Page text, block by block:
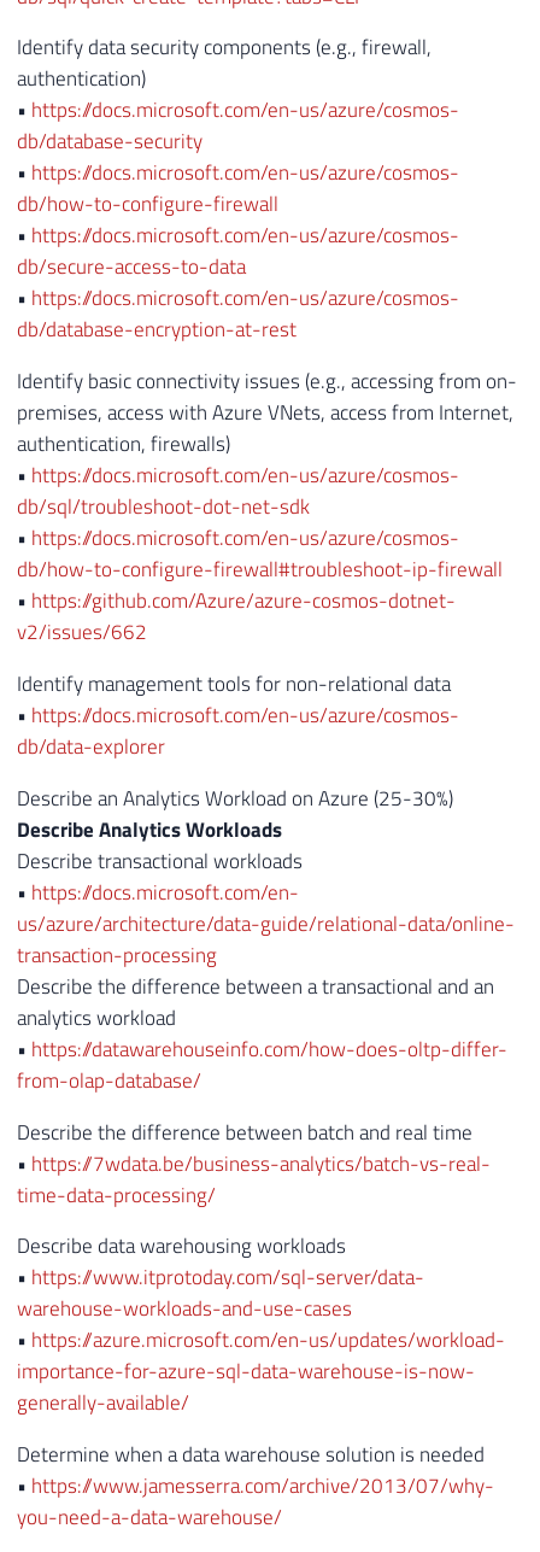
Identify data security components (e.g., firewall,
authentication)
• https://docs.microsoft.com/en-us/azure/cosmos-
db/database-security
• https://docs.microsoft.com/en-us/azure/cosmos-
db/how-to-configure-firewall
• https://docs.microsoft.com/en-us/azure/cosmos-
db/secure-access-to-data
• https://docs.microsoft.com/en-us/azure/cosmos-
db/database-encryption-at-rest
Identify basic connectivity issues (e.g., accessing from on-
premises, access with Azure VNets, access from Internet,
authentication, firewalls)
• https://docs.microsoft.com/en-us/azure/cosmos-
db/sql/troubleshoot-dot-net-sdk
• https://docs.microsoft.com/en-us/azure/cosmos-
db/how-to-configure-firewall#troubleshoot-ip-firewall
• https://github.com/Azure/azure-cosmos-dotnet-
v2/issues/662
Identify management tools for non-relational data
• https://docs.microsoft.com/en-us/azure/cosmos-
db/data-explorer
Describe an Analytics Workload on Azure (25-30%)
Describe Analytics Workloads
Describe transactional workloads
• https://docs.microsoft.com/en-
us/azure/architecture/data-guide/relational-data/online-
transaction-processing
Describe the difference between a transactional and an
analytics workload
• https://datawarehouseinfo.com/how-does-oltp-differ-
from-olap-database/
Describe the difference between batch and real time
• https://7wdata.be/business-analytics/batch-vs-real-
time-data-processing/
Describe data warehousing workloads
• https://www.itprotoday.com/sql-server/data-
warehouse-workloads-and-use-cases
• https://azure.microsoft.com/en-us/updates/workload-
importance-for-azure-sql-data-warehouse-is-now-
generally-available/
Determine when a data warehouse solution is needed
• https://www.jamesserra.com/archive/2013/07/why-
you-need-a-data-warehouse/